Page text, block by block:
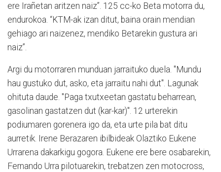
ere Irañetan aritzen naiz”. 125 cc-ko Beta motorra du,
endurokoa. “KTM-ak izan ditut, baina orain mendian
gehiago ari naizenez, mendiko Betarekin gustura ari
naiz”.
Argi du motorraren munduan jarraituko duela. "Mundu
hau gustuko dut, asko, eta jarraitu nahi dut". Lagunak
ohituta daude. "Paga txutxeetan gastatu beharrean,
gasolinan gastatzen dut (kar-kar)". 12 urterekin
podiumaren gorenera igo da, eta urte pila bat ditu
aurretik. Irene Berazaren ibilbideak Olaztiko Eukene
Urrarena dakarkigu gogora. Eukene ere bere osabarekin,
Fernando Urra pilotuarekin, trebatzen zen motocross,